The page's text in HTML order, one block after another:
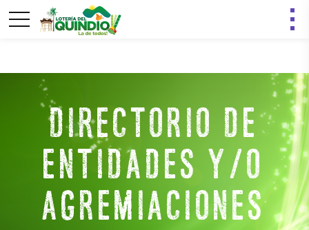
DIRECTORIO DE
ENTIDADES Y/O
AGREMIACIONES